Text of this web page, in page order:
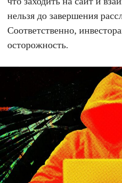
нельзя до завершения
Соответственно,
осторожность.